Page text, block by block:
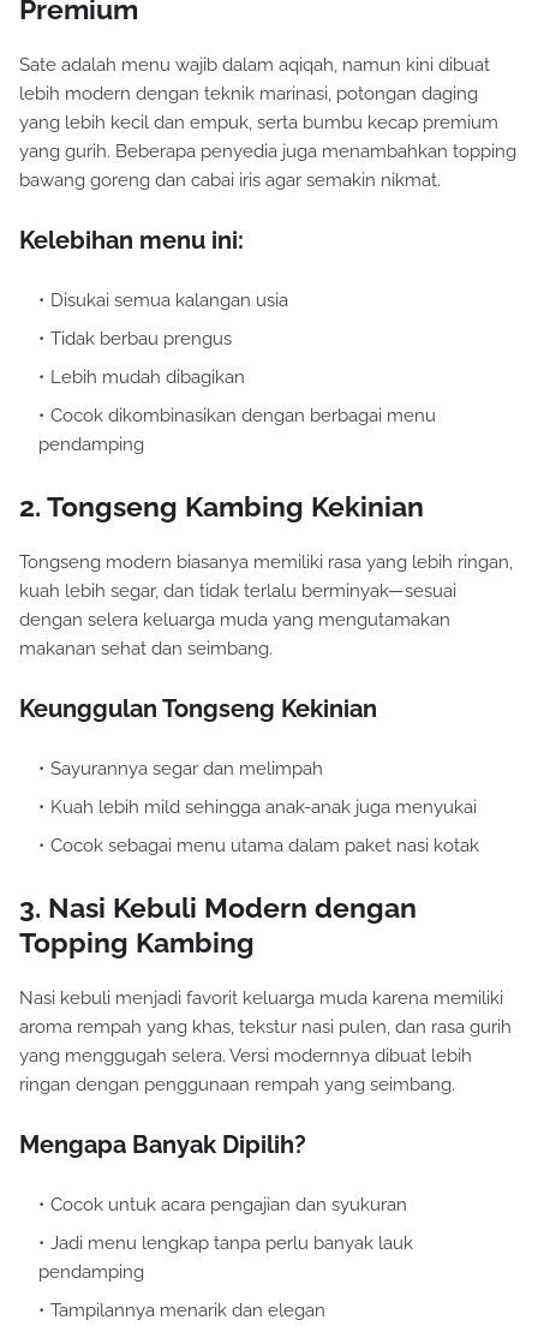
Premium
Sate adalah menu wajib dalam aqiqah, namun kini dibuat
lebih modern dengan teknik marinasi, potongan daging
yang lebih kecil dan empuk, serta bumbu kecap premium
yang gurih. Beberapa penyedia juga menambahkan topping
bawang goreng dan cabai iris agar semakin nikmat.
Kelebihan menu ini:
Disukai semua kalangan usia
Tidak berbau prengus
Lebih mudah dibagikan
Cocok dikombinasikan dengan berbagai menu
pendamping
2. Tongseng Kambing Kekinian
Tongseng modern biasanya memiliki rasa yang lebih ringan,
kuah lebih segar, dan tidak terlalu berminyak—sesuai
dengan selera keluarga muda yang mengutamakan
makanan sehat dan seimbang.
Keunggulan Tongseng Kekinian
Sayurannya segar dan melimpah
Kuah lebih mild sehingga anak-anak juga menyukai
Cocok sebagai menu utama dalam paket nasi kotak
3. Nasi Kebuli Modern dengan
Topping Kambing
Nasi kebuli menjadi favorit keluarga muda karena memiliki
aroma rempah yang khas, tekstur nasi pulen, dan rasa gurih
yang menggugah selera. Versi modernnya dibuat lebih
ringan dengan penggunaan rempah yang seimbang.
Mengapa Banyak Dipilih?
Cocok untuk acara pengajian dan syukuran
Jadi menu lengkap tanpa perlu banyak lauk
pendamping
Tampilannya menarik dan elegan